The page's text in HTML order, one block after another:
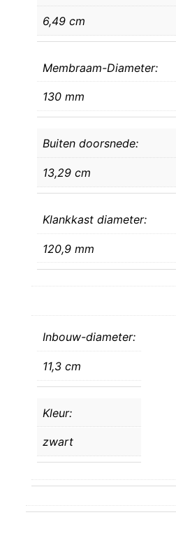
6,49 cm
Membraam-Diameter:
130 mm
Buiten doorsnede:
13,29 cm
Klankkast diameter:
120,9 mm
Inbouw-diameter:
11,3 cm
Kleur:
zwart